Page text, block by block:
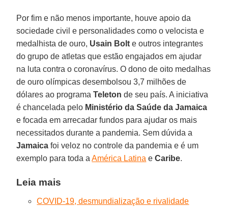
Por fim e não menos importante, houve apoio da
sociedade civil e personalidades como o velocista e
medalhista de ouro, Usain Bolt e outros integrantes
do grupo de atletas que estão engajados em ajudar
na luta contra o coronavírus. O dono de oito medalhas
de ouro olímpicas desembolsou 3,7 milhões de
dólares ao programaTeleton de seu país. A iniciativa
é chancelada pelo Ministério da Saúde da Jamaica
e focada em arrecadar fundos para ajudar os mais
necessitados durante a pandemia. Sem dúvida a
Jamaica foi veloz no controle da pandemia e é um
exemplo para toda aAmérica Latina eCaribe.
Leia mais
COVID-19, desmundialização e rivalidade